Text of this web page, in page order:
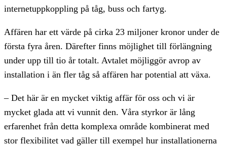
internetuppkoppling på tåg, buss och fartyg.
Affären har ett värde på cirka 23 miljoner kronor under de
första fyra åren. Därefter finns möjlighet till förlängning
under upp till tio år totalt. Avtalet möjliggör avrop av
installation i än fler tåg så affären har potential att växa.
– Det här är en mycket viktig affär för oss och vi är
mycket glada att vi vunnit den. Våra styrkor är lång
erfarenhet från detta komplexa område kombinerat med
stor flexibilitet vad gäller till exempel hur installationerna